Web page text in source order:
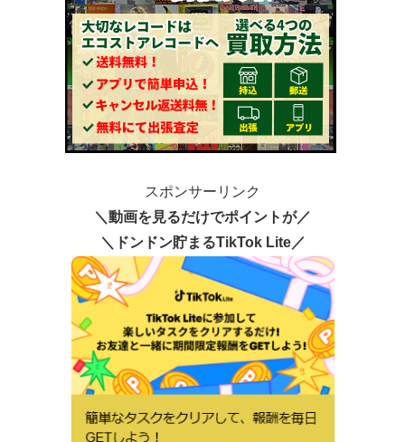
スポンサーリンク
＼動画を見るだけでポイントが／
＼ドンドン貯まるTikTok Lite／